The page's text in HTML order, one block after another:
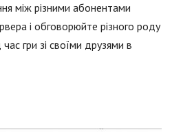
між різними абонентами
і обговорюйте різного роду
час гри зі своїми друзями в